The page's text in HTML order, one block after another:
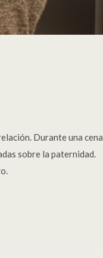
Durante una cena
sobre la paternidad.